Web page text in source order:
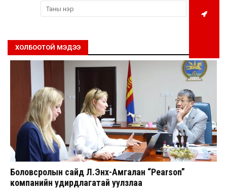
ХОЛБООТОЙ МЭДЭЭ
Боловсролын сайд Л.Энх-Амгалан “Pearson”
компанийн удирдлагатай уулзлаа